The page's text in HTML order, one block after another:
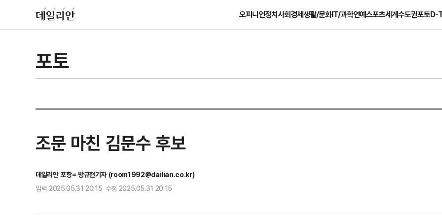
오피니언정치사회경제생활/문화IT/과학연예스포츠세계수도권포토D-
포토
조문 마친 김문수 후보
데일리안 포항= 방규현기자 (room1992@dailian.co.kr)
입력 2025.05.31 20:15 수정 2025.05.31 20:15